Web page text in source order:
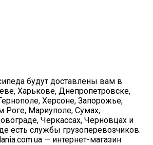
будут доставлены вам в
Харькове, Днепропетровске,
Херсоне, Запорожье,
Роге, Мариуполе, Сумах,
Черкассах, Черновцах и
есть службы грузоперевозчиков.
— интернет-магазин